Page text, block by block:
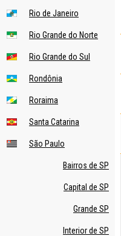
Rio de Janeiro
Rio Grande do Norte
Rio Grande do Sul
Rondônia
Roraima
Santa Catarina
São Paulo
Bairros de SP
Capital de SP
Grande SP
Interior de SP